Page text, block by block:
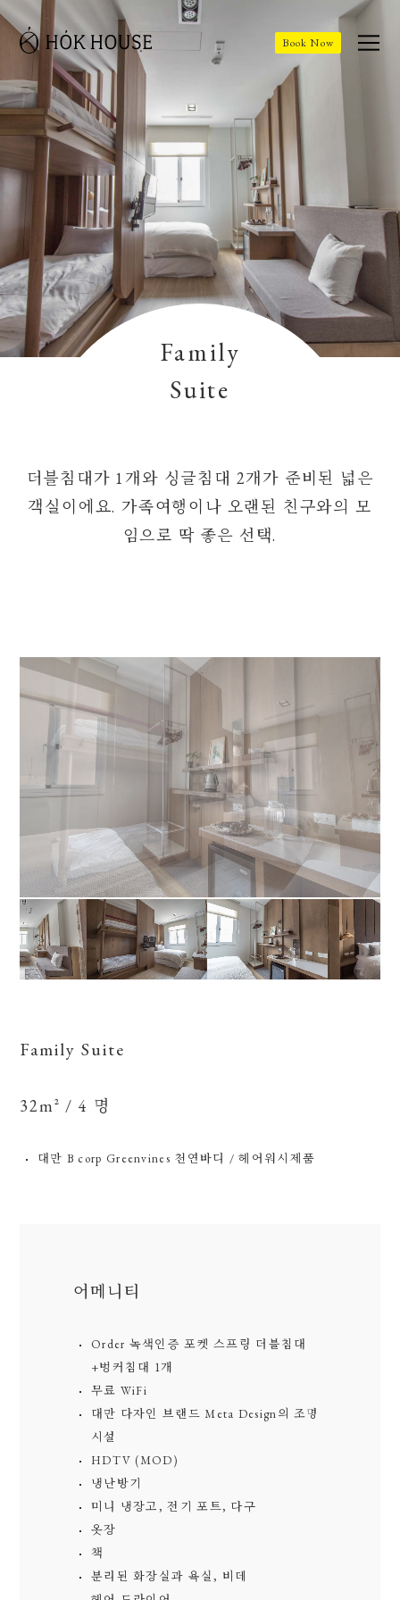
Book Now
Family
Suite
더블침대가 1개와 싱글침대 2개가 준비된 넓은
객실이에요. 가족여행이나 오랜된 친구와의 모
임으로 딱 좋은 선택.
Family Suite
32m² / 4 명
대만 B corp Greenvines 천연바디 / 헤어워시제품
어메니티
Order 녹색인증 포켓 스프링 더블침대
+벙커침대 1개
무료 WiFi
대만 다자인 브랜드 Meta Design의 조명
시설
HDTV (MOD)
냉난방기
미니 냉장고, 전기 포트, 다구
옷장
책
분리된 화장실과 욕실, 비데